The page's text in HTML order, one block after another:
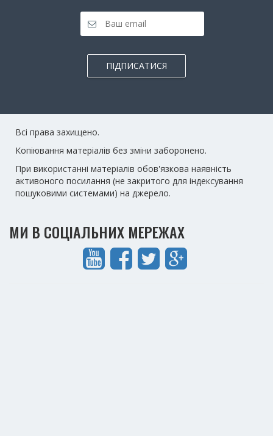
ПІДПИСАТИСЯ
Всі права захищено.
Копіювання матеріалів без зміни заборонено.
При використанні матеріалів обов'язкова наявність
активоного посилання (не закритого для індексування
пошуковими системами) на джерело.
МИ В СОЦІАЛЬНИХ МЕРЕЖАХ